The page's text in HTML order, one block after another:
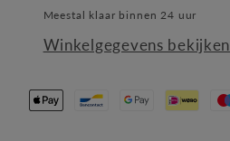
Meestal klaar binnen 24 uur
Winkelgegevens bekijken